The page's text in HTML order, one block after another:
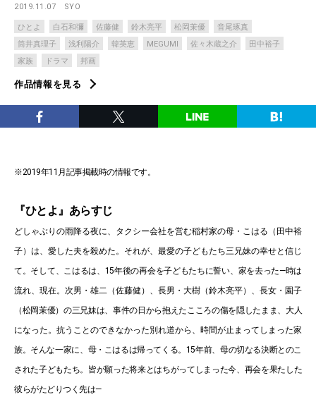
2019.11.07 SYO
ひとよ 白石和彌 佐藤健 鈴木亮平 松岡茉優
音尾琢真
筒井真理子
浅利陽介 韓英恵 MEGUMI 佐々木蔵之介
田中裕子
家族
ドラマ 邦画
作品情報を見る
※2019年11月記事掲載時の情報です。
『ひとよ』あらすじ
どしゃぶりの雨降る夜に、タクシー会社を営む稲村家の母・こはる（田中裕
子）は、愛した夫を殺めた。それが、最愛の子どもたち三兄妹の幸せと信じ
て。そして、こはるは、15年後の再会を子どもたちに誓い、家を去った—時は
流れ、現在。次男・雄二（佐藤健）、長男・大樹（鈴木亮平）、長女・園子
（松岡茉優）の三兄妹は、事件の日から抱えたこころの傷を隠したまま、大人
になった。抗うことのできなかった別れ道から、時間が止まってしまった家
族。そんな一家に、母・こはるは帰ってくる。15年前、母の切なる決断とのこ
された子どもたち。皆が願った将来とはちがってしまった今、再会を果たした
彼らがたどりつく先は—